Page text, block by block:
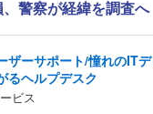
警察が経緯を調査へ
ザーサポート/憧れのIT
るヘルプデスク
ビス